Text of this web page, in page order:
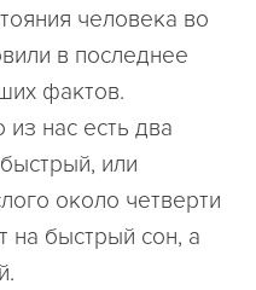
человека во
в последнее
фактов.
нас есть два
или
около четверти
на быстрый сон, а